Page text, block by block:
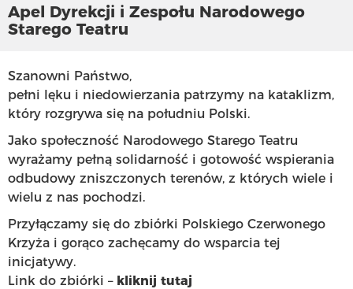
Apel Dyrekcji i Zespołu Narodowego
Starego Teatru
Szanowni Państwo,
pełni lęku i niedowierzania patrzymy na kataklizm,
który rozgrywa się na południu Polski.
Jako społeczność Narodowego Starego Teatru
wyrażamy pełną solidarność i gotowość wspierania
odbudowy zniszczonych terenów, z których wiele i
wielu z nas pochodzi.
Przyłączamy się do zbiórki Polskiego Czerwonego
Krzyża i gorąco zachęcamy do wsparcia tej
inicjatywy.
Link do zbiórki – kliknij tutaj